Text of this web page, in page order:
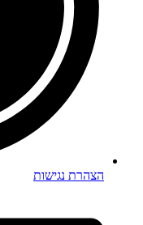
הצהרת נגישות